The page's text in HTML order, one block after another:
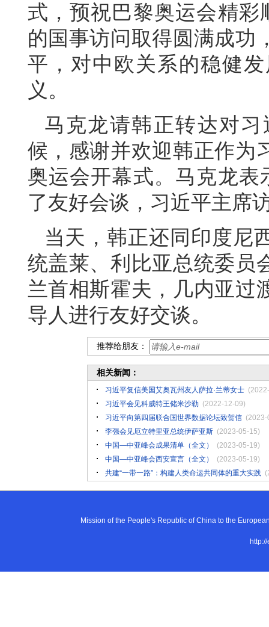
式，预祝巴黎奥运会精
的国事访问取得圆满成功
平，对中欧关系的稳健
义。
马克龙请韩正转达对
候，感谢并欢迎韩正作为
奥运会开幕式。马克龙
了友好会谈，习近平主席
当天，韩正还同印度尼
统盖莱、利比亚总统委员
兰首相斯霍夫，几内亚过
导人进行友好交谈。
推荐给朋友：
相关新闻：
习近平复信美国艾奥瓦州友人萨拉·兰蒂女士
习近平会见科威特王储米沙勒 (2022-12-09)
习近平向第四届联合国世界数据论坛致贺信 (2023-
李强会见厄立特里亚总统伊萨亚斯 (2023-05-15)
中国—中亚峰会成果清单（全文）
(2023-05-19)
中国—中亚峰会西安宣言（全文）
(2023-05-19)
共建“一带一路”：构建人类命运共同体的重大实践
Mission of the People's Republic of China to the